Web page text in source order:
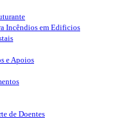
Incêndios em Edificios
e Apoios
de Doentes